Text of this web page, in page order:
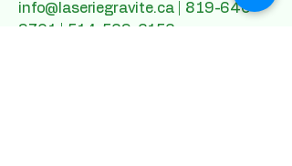
info@laseriegravite.ca | 819-640-
9701 | 514-569-6156